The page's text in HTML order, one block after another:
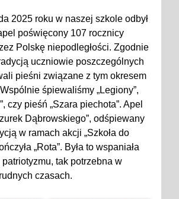
2025 roku w naszej szkole odbył
poświęcony 107 rocznicy
Polskę niepodległości. Zgodnie
uczniowie poszczególnych
pieśni związane z tym okresem
śpiewaliśmy „Legiony”,
czy pieśń „Szara piechota”. Apel
Dąbrowskiego”, odśpiewany
w ramach akcji „Szkoła do
„Rota”. Była to wspaniała
patriotyzmu, tak potrzebna w
czasach.